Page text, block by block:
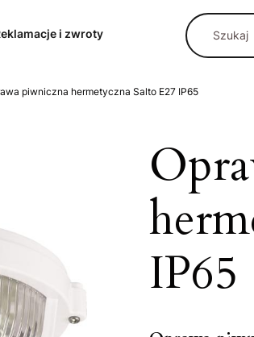
i zwroty
piwniczna hermetyczna Salto E27 IP65
IP65